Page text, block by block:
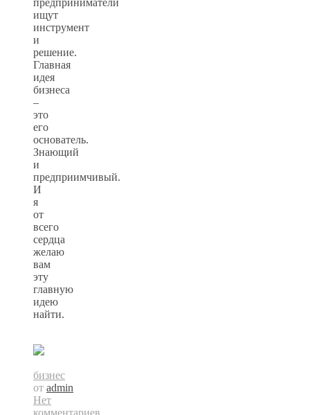
предприниматели
ищут
инструмент
и
решение.
Главная
идея
бизнеса
–
это
его
основатель.
Знающий
и
предприимчивый.
И
я
от
всего
сердца
желаю
вам
эту
главную
идею
найти.
бизнес
от admin
Нет
комментариев